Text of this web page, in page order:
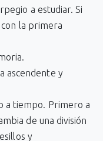
a estudiar. Si
la primera
ascendente y
a tiempo. Primero a
de una división
y